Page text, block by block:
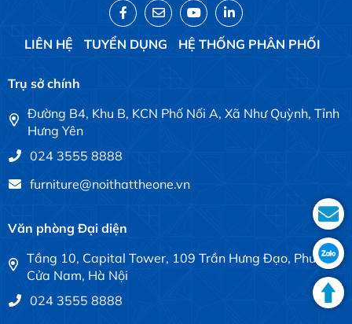
LIÊN HỆ TUYỂN DỤNG HỆ THỐNG PHÂN PHỐI
Trụ sở chính
Đường B4, Khu B, KCN Phố Nối A, Xã Như Quỳnh, Tỉnh
Hưng Yên
024 3555 8888
furniture@noithattheone.vn
Văn phòng Đại diện
Tầng 10, Capital Tower, 109 Trần Hưng Đạo, Phường
Cửa Nam, Hà Nội
024 3555 8888